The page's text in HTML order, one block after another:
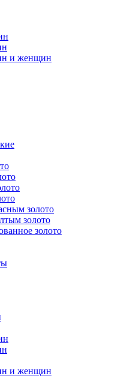
и женщин
золото
золото
золото
и женщин